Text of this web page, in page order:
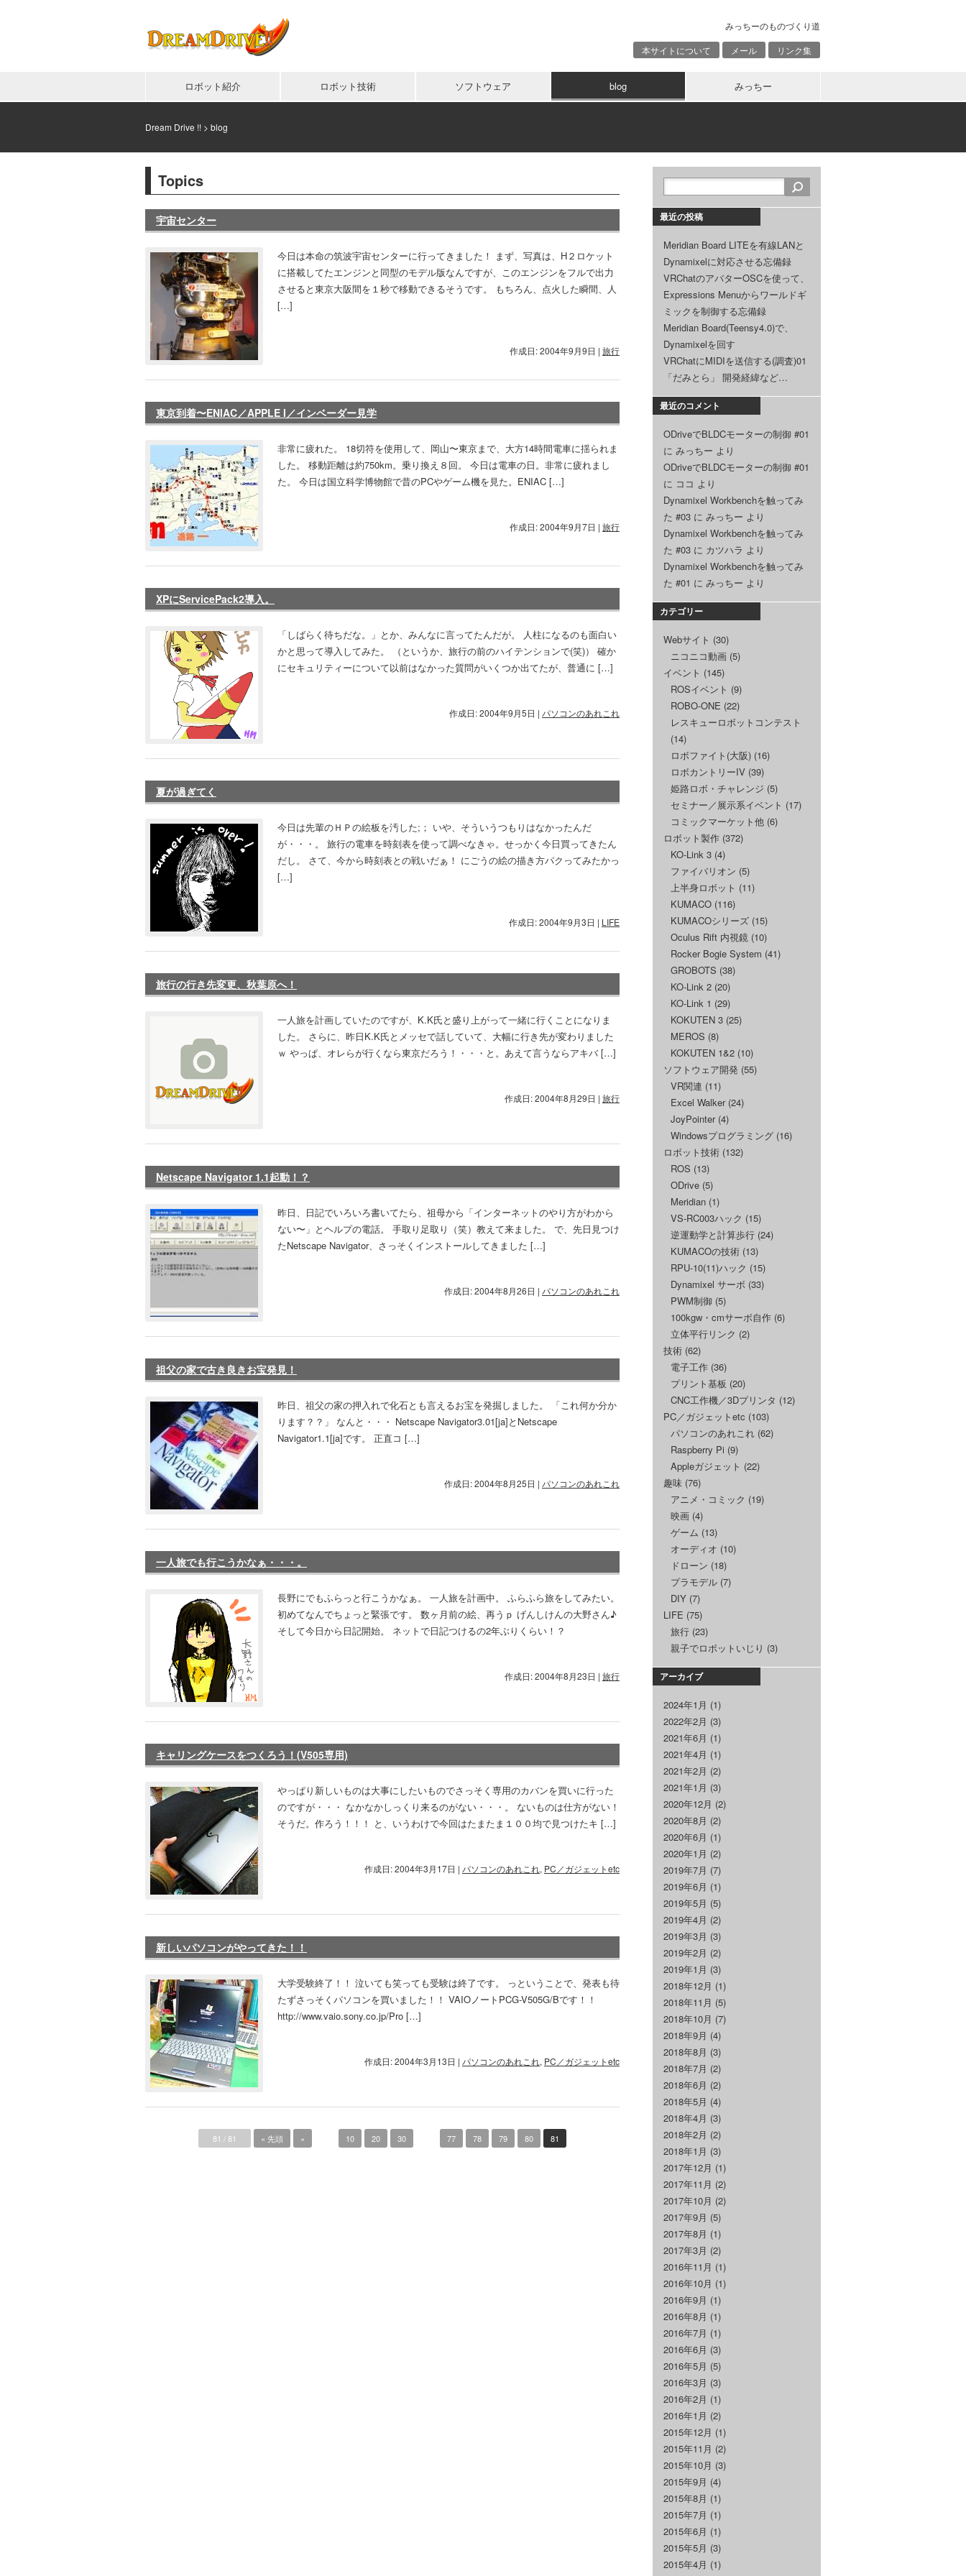
みっちーのものづくり道
本サイトについて
メール リンク集
ロボット紹介 ロボット技術 ソフトウェア blog みっちー
Dream Drive !! > blog
Topics
宇宙センター
今日は本命の筑波宇宙センターに行ってきました！ まず、写真は、H２ロケット
に搭載してたエンジンと同型のモデル版なんですが、このエンジンをフルで出力
させると東京大阪間を１秒で移動できるそうです。 もちろん、点火した瞬間、人
[…]
作成日: 2004年9月9日 | 旅行
東京到着〜ENIAC／APPLE I／インベーダー見学
非常に疲れた。 18切符を使用して、岡山〜東京まで、大方14時間電車に揺られま
した。 移動距離は約750km。乗り換え８回。 今日は電車の日。非常に疲れまし
た。 今日は国立科学博物館で昔のPCやゲーム機を見た。ENIAC […]
作成日: 2004年9月7日 | 旅行
XPにServicePack2導入。
「しばらく待ちだな。」とか、みんなに言ってたんだが。 人柱になるのも面白い
かと思って導入してみた。 （というか、旅行の前のハイテンションで(笑)） 確か
にセキュリティーについて以前はなかった質問がいくつか出てたが、普通に […]
作成日: 2004年9月5日 | パソコンのあれこれ
夏が過ぎてく
今日は先輩のＨＰの絵板を汚した;； いや、そういうつもりはなかったんだ
が・・・。 旅行の電車を時刻表を使って調べなきゃ。せっかく今日買ってきたん
だし。 さて、今から時刻表との戦いだぁ！ にごうの絵の描き方パクってみたかっ
[…]
作成日: 2004年9月3日 | LIFE
旅行の行き先変更、秋葉原へ！
一人旅を計画していたのですが、K.K氏と盛り上がって一緒に行くことになりま
した。 さらに、昨日K.K氏とメッセで話していて、大幅に行き先が変わりました
ｗ やっぱ、オレらが行くなら東京だろう！・・・と。あえて言うならアキバ […]
作成日: 2004年8月29日 | 旅行
Netscape Navigator 1.1起動！？
昨日、日記でいろいろ書いてたら、祖母から「インターネットのやり方がわから
ない〜」とヘルプの電話。 手取り足取り（笑）教えて来ました。 で、先日見つけ
たNetscape Navigator、さっそくインストールしてきました […]
作成日: 2004年8月26日 | パソコンのあれこれ
祖父の家で古き良きお宝発見！
昨日、祖父の家の押入れで化石とも言えるお宝を発掘しました。 「これ何か分か
ります？？」 なんと・・・ Netscape Navigator3.01[ja]とNetscape
Navigator1.1[ja]です。 正直コ […]
作成日: 2004年8月25日 | パソコンのあれこれ
一人旅でも行こうかなぁ・・・。
長野にでもふらっと行こうかなぁ。 一人旅を計画中。 ふらふら旅をしてみたい。
初めてなんでちょっと緊張です。 数ヶ月前の絵、再うｐ げんしけんの大野さん♪
そして今日から日記開始。 ネットで日記つけるの2年ぶりくらい！？
作成日: 2004年8月23日 | 旅行
キャリングケースをつくろう！(V505専用)
やっぱり新しいものは大事にしたいものでさっそく専用のカバンを買いに行った
のですが・・・ なかなかしっくり来るのがない・・・。 ないものは仕方がない！
そうだ。作ろう！！！ と、いうわけで今回はたまたま１００均で見つけたキ […]
作成日: 2004年3月17日 | パソコンのあれこれ, PC／ガジェットetc
新しいパソコンがやってきた！！
大学受験終了！！ 泣いても笑っても受験は終了です。 っということで、発表も待
たずさっそくパソコンを買いました！！ VAIOノートPCG-V505G/Bです！！
http://www.vaio.sony.co.jp/Pro […]
作成日: 2004年3月13日 | パソコンのあれこれ, PC／ガジェットetc
81 / 81 « 先頭 « 10 20 30 77 78 79 80 81
最近の投稿
Meridian Board LITEを有線LANと
Dynamixelに対応させる忘備録
VRChatのアバターOSCを使って、
Expressions Menuからワールドギ
ミックを制御する忘備録
Meridian Board(Teensy4.0)で、
Dynamixelを回す
VRChatにMIDIを送信する(調査)01
「だみとら」 開発経緯など…
最近のコメント
ODriveでBLDCモーターの制御 #01
に みっちー より
ODriveでBLDCモーターの制御 #01
に ココ より
Dynamixel Workbenchを触ってみ
た #03 に みっちー より
Dynamixel Workbenchを触ってみ
た #03 に カツハラ より
Dynamixel Workbenchを触ってみ
た #01 に みっちー より
カテゴリー
Webサイト (30)
ニコニコ動画 (5)
イベント (145)
ROSイベント (9)
ROBO-ONE (22)
レスキューロボットコンテスト
(14)
ロボファイト(大阪) (16)
ロボカントリーIV (39)
姫路ロボ・チャレンジ (5)
セミナー／展示系イベント (17)
コミックマーケット他 (6)
ロボット製作 (372)
KO-Link 3 (4)
ファイバリオン (5)
上半身ロボット (11)
KUMACO (116)
KUMACOシリーズ (15)
Oculus Rift 内視鏡 (10)
Rocker Bogie System (41)
GROBOTS (38)
KO-Link 2 (20)
KO-Link 1 (29)
KOKUTEN 3 (25)
MEROS (8)
KOKUTEN 1&2 (10)
ソフトウェア開発 (55)
VR関連 (11)
Excel Walker(24)
JoyPointer(4)
Windowsプログラミング (16)
ロボット技術 (132)
ROS (13)
ODrive (5)
Meridian (1)
VS-RC003ハック (15)
逆運動学と計算歩行 (24)
KUMACOの技術 (13)
RPU-10(11)ハック (15)
Dynamixel サーボ (33)
PWM制御 (5)
100kgw・cmサーボ自作 (6)
立体平行リンク (2)
技術 (62)
電子工作 (36)
プリント基板 (20)
CNC工作機／3Dプリンタ (12)
PC／ガジェットetc (103)
パソコンのあれこれ (62)
Raspberry Pi (9)
Appleガジェット (22)
趣味 (76)
アニメ・コミック (19)
映画 (4)
ゲーム (13)
オーディオ (10)
ドローン (18)
プラモデル (7)
DIY (7)
LIFE (75)
旅行 (23)
親子でロボットいじり (3)
アーカイブ
2024年1月 (1)
2022年2月 (3)
2021年6月 (1)
2021年4月 (1)
2021年2月 (2)
2021年1月 (3)
2020年12月 (2)
2020年8月 (2)
2020年6月 (1)
2020年1月 (2)
2019年7月 (7)
2019年6月 (1)
2019年5月 (5)
2019年4月 (2)
2019年3月 (3)
2019年2月 (2)
2019年1月 (3)
2018年12月 (1)
2018年11月 (5)
2018年10月 (7)
2018年9月 (4)
2018年8月 (3)
2018年7月 (2)
2018年6月 (2)
2018年5月 (4)
2018年4月 (3)
2018年2月 (2)
2018年1月 (3)
2017年12月 (1)
2017年11月 (2)
2017年10月 (2)
2017年9月 (5)
2017年8月 (1)
2017年3月 (2)
2016年11月 (1)
2016年10月 (1)
2016年9月 (1)
2016年8月 (1)
2016年7月 (1)
2016年6月 (3)
2016年5月 (5)
2016年3月 (3)
2016年2月 (1)
2016年1月 (2)
2015年12月 (1)
2015年11月 (2)
2015年10月 (3)
2015年9月 (4)
2015年8月 (1)
2015年7月 (1)
2015年6月 (1)
2015年5月 (3)
2015年4月 (1)